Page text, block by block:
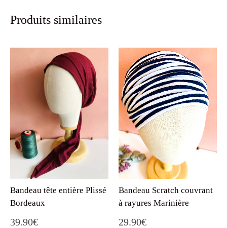
Produits similaires
Bandeau tête entière Plissé
Bordeaux
39.90€
Bandeau Scratch couvrant
à rayures Marinière
29.90€